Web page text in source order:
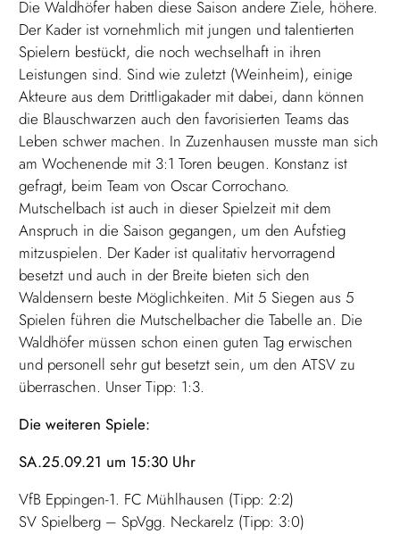
Die Waldhöfer haben diese Saison andere Ziele, höhere.
Der Kader ist vornehmlich mit jungen und talentierten
Spielern bestückt, die noch wechselhaft in ihren
Leistungen sind. Sind wie zuletzt (Weinheim), einige
Akteure aus dem Drittligakader mit dabei, dann können
die Blauschwarzen auch den favorisierten Teams das
Leben schwer machen. In Zuzenhausen musste man sich
am Wochenende mit 3:1 Toren beugen. Konstanz ist
gefragt, beim Team von Oscar Corrochano.
Mutschelbach ist auch in dieser Spielzeit mit dem
Anspruch in die Saison gegangen, um den Aufstieg
mitzuspielen. Der Kader ist qualitativ hervorragend
besetzt und auch in der Breite bieten sich den
Waldensern beste Möglichkeiten. Mit 5 Siegen aus 5
Spielen führen die Mutschelbacher die Tabelle an. Die
Waldhöfer müssen schon einen guten Tag erwischen
und personell sehr gut besetzt sein, um den ATSV zu
überraschen. Unser Tipp: 1:3.
Die weiteren Spiele:
SA.25.09.21 um 15:30 Uhr
VfB Eppingen-1. FC Mühlhausen (Tipp: 2:2)
SV Spielberg – SpVgg. Neckarelz (Tipp: 3:0)